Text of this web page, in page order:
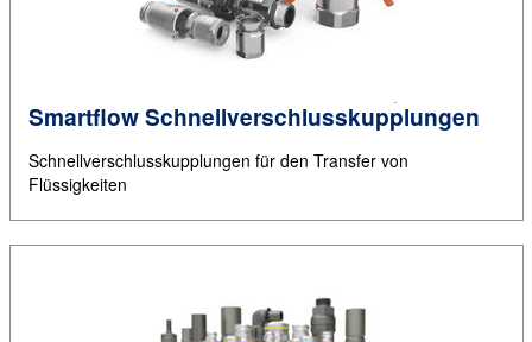
Smartflow Schnellverschlusskupplungen
Schnellverschlusskupplungen für den Transfer von
Flüssigkeiten